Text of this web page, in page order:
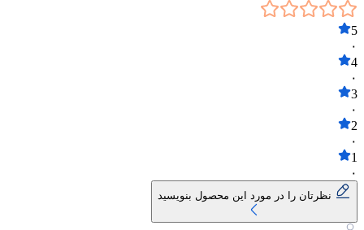
5
۰
4
۰
3
۰
2
۰
1
۰
نظرتان را در مورد این محصول بنویسید